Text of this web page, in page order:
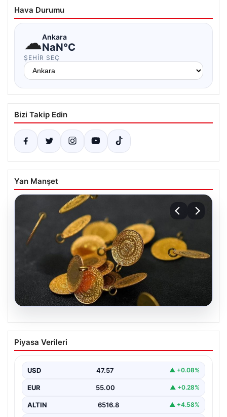
Hava Durumu
☁Ankara
NaN°C
ŞEHIR SEÇ
Bizi Takip Edin
Yan Manşet
Altın Fiyatlarında Son Durum: 13 Nisan
2026 Güncel Veriler ve Analizler
gelişmeler yatırımcıların gündeminde önemli yer
tutuyor. ABD…
Piyasa Verileri
USD 47.57 ▲ +0.08%
EUR 55.00 ▲ +0.28%
ALTIN 6516.8 ▲ +4.58%